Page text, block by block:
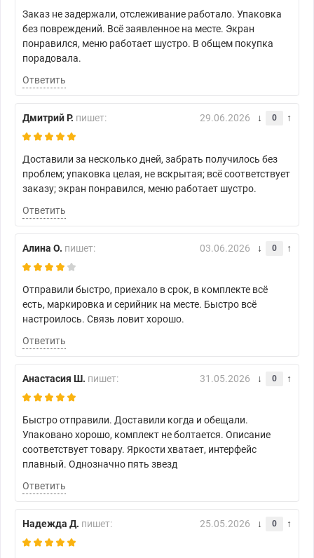
Заказ не задержали, отслеживание работало. Упаковка
без повреждений. Всё заявленное на месте. Экран
понравился, меню работает шустро. В общем покупка
порадовала.
Ответить
Дмитрий Р. пишет: 29.06.2026 0
Доставили за несколько дней, забрать получилось без
проблем; упаковка целая, не вскрытая; всё соответствует
заказу; экран понравился, меню работает шустро.
Ответить
Алина О. пишет: 03.06.2026 0
Отправили быстро, приехало в срок, в комплекте всё
есть, маркировка и серийник на месте. Быстро всё
настроилось. Связь ловит хорошо.
Ответить
Анастасия Ш. пишет: 31.05.2026 0
Быстро отправили. Доставили когда и обещали.
Упаковано хорошо, комплект не болтается. Описание
соответствует товару. Яркости хватает, интерфейс
плавный. Однозначно пять звезд
Ответить
Надежда Д. пишет: 25.05.2026 0